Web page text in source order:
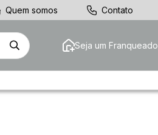
Quem somos Contato
Seja um Franqueado